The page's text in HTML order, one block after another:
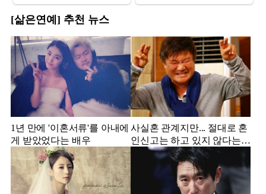
[삶은연예] 추천 뉴스
1년 만에 '이혼서류'를 아내에
게 받았었다는 배우
사실혼 관계지만... 절대로 혼
인신고는 하고 있지 않다는
배우